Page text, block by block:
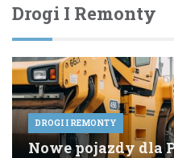
Drogi I Remonty
DROGI I REMONTY
Nowe pojazdy dla